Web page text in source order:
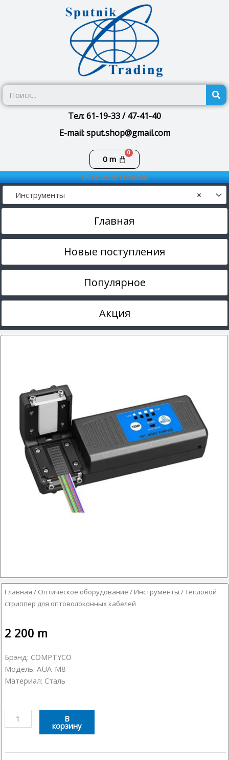
Тел: 61-19-33 / 47-41-40
E-mail: sput.shop@gmail.com
0m
Корзина
09.08.2026 06:40:06
×
Инструменты
Главная
Новые поступления
Популярное
Акция
Главная / Оптическое оборудование / Инструменты / Тепловой
стриппер для оптоволоконных кабелей
2 200 m
Брэнд: COMPTYCO
Модель: AUA-M8
Материал: Сталь
Количество
товара
стриппер
В
корзину